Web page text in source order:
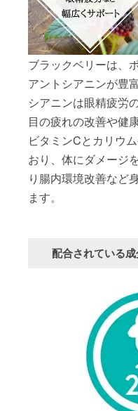
ブラックベリーは、
アントシアニンが豊
シアニンは眼精疲労
目の疲れの改善や健
ビタミンCとカリウ
おり、体にダメージ
り腸内環境改善など
ます。
配合されている